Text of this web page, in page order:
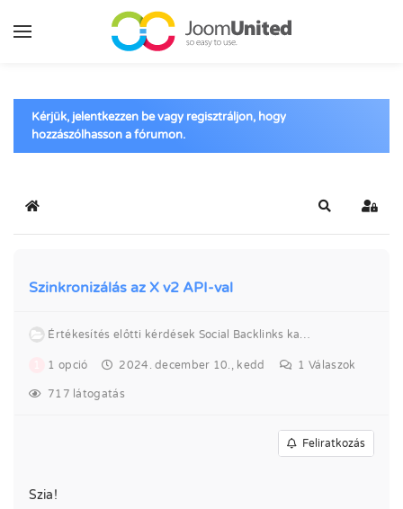
Ugrás a fő tartalomhoz
Kérjük, jelentkezzen be vagy regisztráljon, hogy
hozzászólhasson a fórumon.
Kezdőlap Keresés
Szinkronizálás az X v2 API-val
Értékesítés előtti kérdések Social Backlinks kapcsolatban
1 opció 2024. december 10., kedd 1 Válaszok
717 látogatás
Feliratkozás
Szia!